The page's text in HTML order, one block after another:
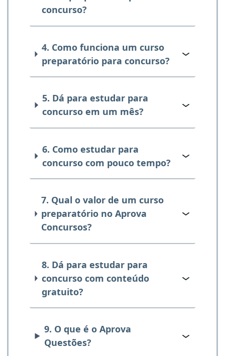
concurso?
4. Como funciona um curso
preparatório para concurso?
5. Dá para estudar para
concurso em um mês?
6. Como estudar para
concurso com pouco tempo?
7. Qual o valor de um curso
preparatório no Aprova
Concursos?
8. Dá para estudar para
concurso com conteúdo
gratuito?
9. O que é o Aprova
Questões?